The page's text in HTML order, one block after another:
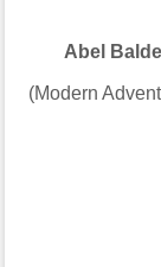
Abel
(Modern